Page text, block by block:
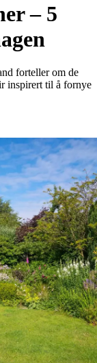
– 5
forteller om de
inspirert til å fornye